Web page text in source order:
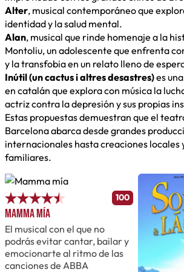
Alter, musical contemporáneo que
identidad y la salud mental.
Alan, musical que rinde homenaje a la
Montoliu, un adolescente que enfrenta
y la transfobia en un relato lleno de
Inútil (un cactus i altres desastres)es
en catalán que explora con música la
actriz contra la depresión y sus propias
Estas propuestas demuestran que el
Barcelona abarca desde grandes
internacionales hasta creaciones locales
familiares.
100
Mamma mía
El musical con el que no
podrás evitar cantar, bailar y
emocionarte al ritmo de las
canciones de ABBA